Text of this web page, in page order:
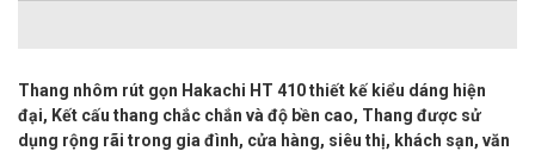
Thang nhôm rút gọn Hakachi HT 410 thiết kế kiểu dáng hiện
đại, Kết cấu thang chắc chắn và độ bền cao, Thang được sử
dụng rộng rãi trong gia đình, cửa hàng, siêu thị, khách sạn, văn